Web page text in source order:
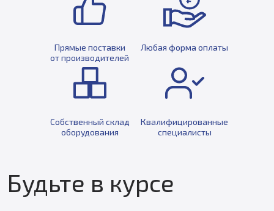
Прямые поставки
от производителей
Любая форма оплаты
Собственный склад
оборудования
Квалифицированные
специалисты
Будьте в курсе